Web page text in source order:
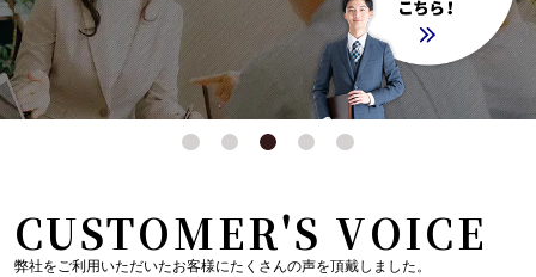
CUSTOMER'S VOICE
弊社をご利用いただいたお客様にたくさんの声を頂戴しました。